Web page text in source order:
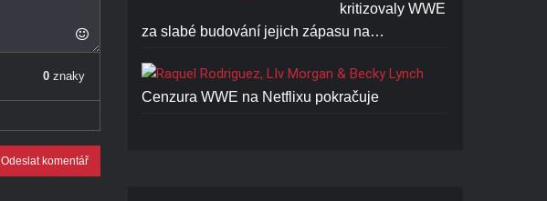
0 znaky
Odeslat komentář
kritizovaly WWE
za slabé budování jejich zápasu na…
Cenzura WWE na Netflixu pokračuje